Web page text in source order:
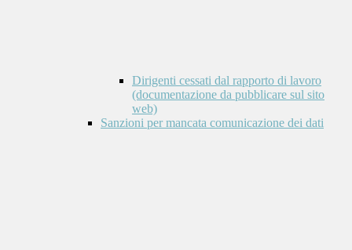
Dirigenti cessati dal rapporto di lavoro
(documentazione da pubblicare sul sito
web)
Sanzioni per mancata comunicazione dei dati